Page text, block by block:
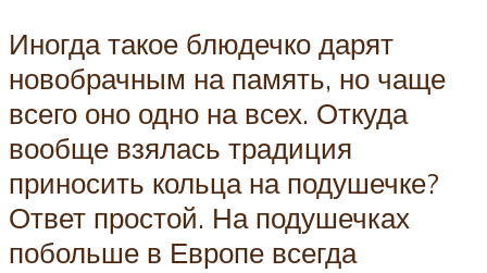
Иногда такое блюдечко дарят
новобрачным на память, но чаще
всего оно одно на всех. Откуда
вообще взялась традиция
приносить кольца на подушечке?
Ответ простой. На подушечках
побольше в Европе всегда